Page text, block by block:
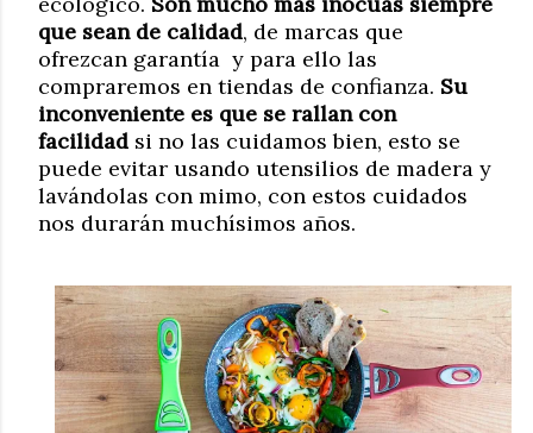
que sean de calidad, de marcas que
ofrezcan garantía y para ello las
compraremos en tiendas de confianza. Su
inconveniente es que se rallan con
facilidad si no las cuidamos bien, esto se
puede evitar usando utensilios de madera y
lavándolas con mimo, con estos cuidados
nos durarán muchísimos años.